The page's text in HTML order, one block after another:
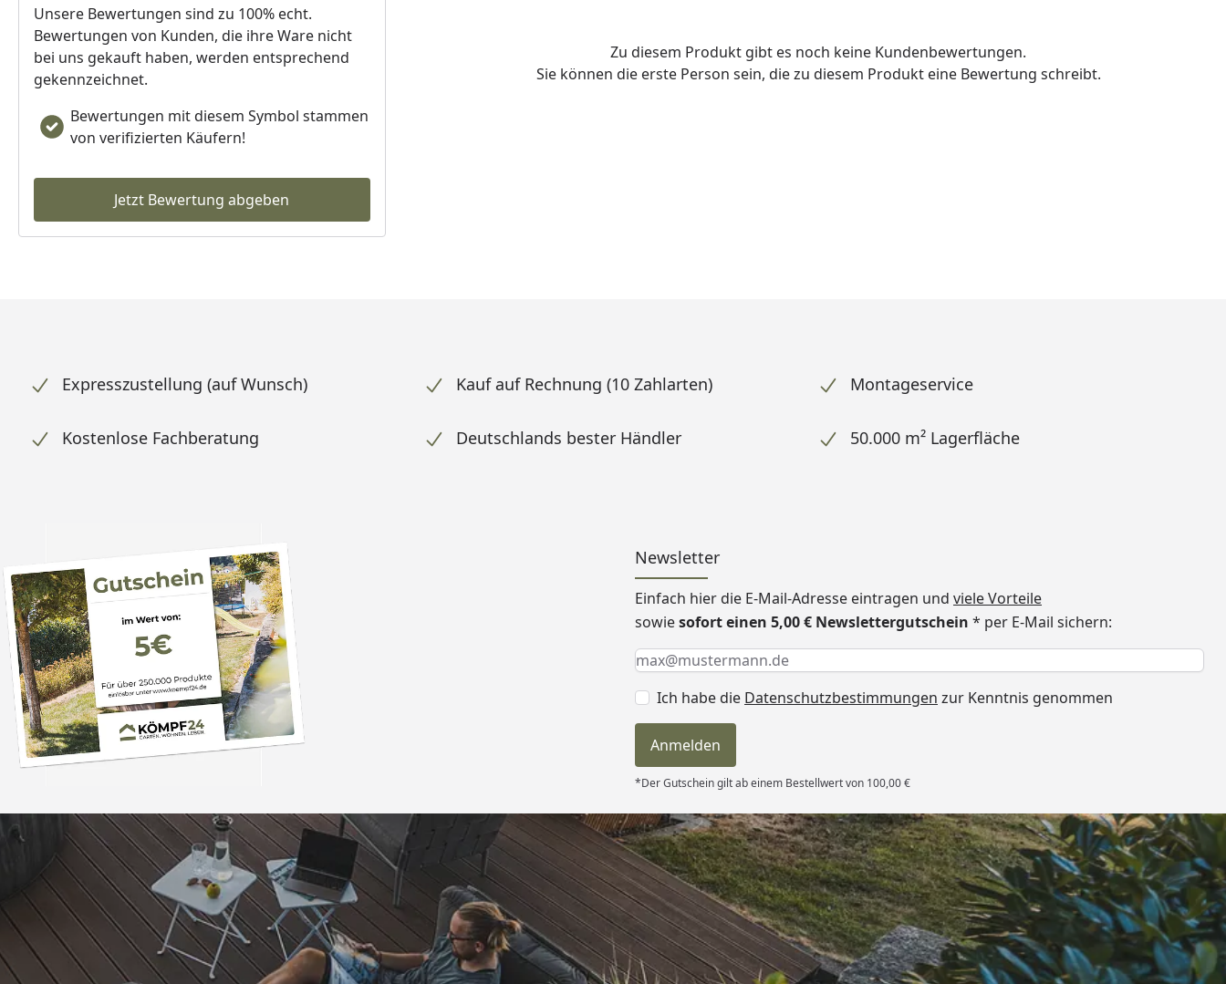
Unsere Bewertungen sind zu 100% echt.
Bewertungen von Kunden, die ihre Ware nicht
bei uns gekauft haben, werden entsprechend
gekennzeichnet.
Bewertungen mit diesem Symbol stammen
von verifizierten Käufern!
Jetzt Bewertung abgeben
Zu diesem Produkt gibt es noch keine Kundenbewertungen.
Sie können die erste Person sein, die zu diesem Produkt eine Bewertung schreibt.
Expresszustellung (auf Wunsch) Kauf auf Rechnung (10 Zahlarten) Montageservice
Kostenlose Fachberatung Deutschlands bester Händler 50.000 m² Lagerfläche
Newsletter
Einfach hier die E-Mail-Adresse eintragen und viele Vorteile
sowiesofort einen 5,00 € Newslettergutschein * per E-Mail sichern:
Keine Eingabe erforderlich
Eingabe erforderlich
E-Mail *
Ich habe die Datenschutzbestimmungen zur Kenntnis genommen
Anmelden
*Der Gutschein gilt ab einem Bestellwert von 100,00 €
Trusted Shops
4,81/ 5
25.958 Bewertungen
„- Retouren Bearbeitung wurde
umgehend erledigt“
04.08.2026
Versand